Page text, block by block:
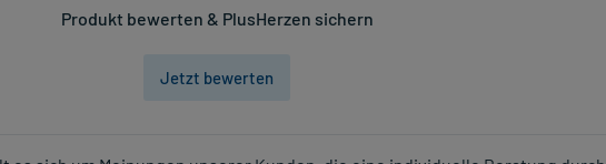
Produkt bewerten & PlusHerzen sichern
Jetzt bewerten